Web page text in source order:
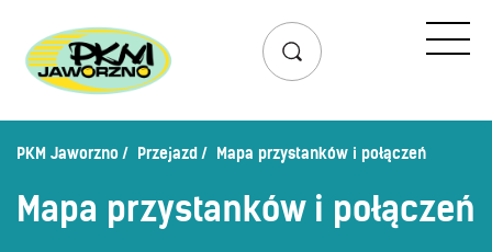
Przejazd
Lista przystanków
Zaplanuj podróż – wyszukiwarka połączeń
Mapa przystanków i połączeń
PKM Jaworzno Przejazd Mapa przystanków i połączeń
Mapa przystanków i połączeń